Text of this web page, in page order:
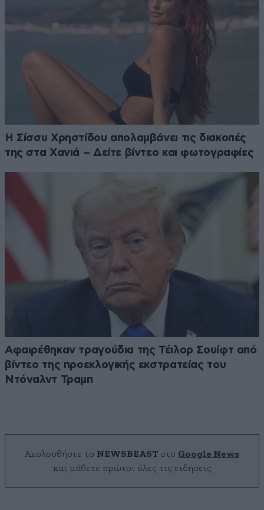
Η Σίσσυ Χρηστίδου απολαμβάνει τις διακοπές
της στα Χανιά – Δείτε βίντεο και φωτογραφίες
Αφαιρέθηκαν τραγούδια της Τέιλορ Σουίφτ από
βίντεο της προεκλογικής εκστρατείας του
Ντόναλντ Τραμπ
Ακολουθήστε το NEWSBEAST στο Google News
και μάθετε πρώτοι όλες τις ειδήσεις